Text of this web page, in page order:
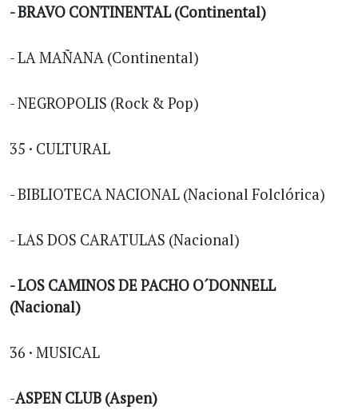
- BRAVO CONTINENTAL (Continental)
- LA MAÑANA (Continental)
- NEGROPOLIS (Rock & Pop)
35 · CULTURAL
- BIBLIOTECA NACIONAL (Nacional Folclórica)
- LAS DOS CARATULAS (Nacional)
- LOS CAMINOS DE PACHO O´DONNELL
(Nacional)
36 · MUSICAL
-ASPEN CLUB (Aspen)